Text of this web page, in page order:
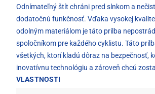
Odnímateľný štít chráni pred slnkom a
dodatočnú funkčnosť. Vďaka vysokej
odolným materiálom je táto prilba
spoločníkom pre každého cyklistu. Táto
všetkých, ktorí kladú dôraz na bezpečnosť,
inovatívnu technológiu a zároveň chcú
VLASTNOSTI